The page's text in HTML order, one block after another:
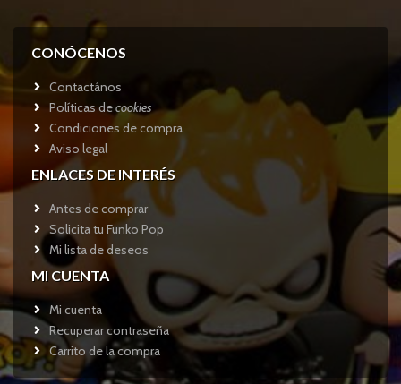
CONÓCENOS
Contactános
Políticas decookies
Condiciones de compra
Aviso legal
ENLACES DE INTERÉS
Antes de comprar
Solicita tu Funko Pop
Mi lista de deseos
MI CUENTA
Mi cuenta
Recuperar contraseña
Carrito de la compra